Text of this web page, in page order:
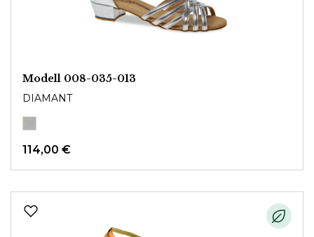
Modell 008-035-013
DIAMANT
114,00 €